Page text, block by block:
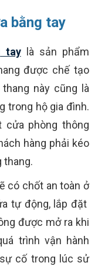
bằng tay
tay
là sản phẩm
được chế tạo
này cũng là
trong hộ gia đình.
cửa phòng thông
hàng phải kéo
thang.
có chốt an toàn ở
tự động, lắp đặt
được mở ra khi
trình vận hành
cố trong lúc sử